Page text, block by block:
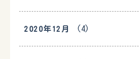
2020年12月 (4)